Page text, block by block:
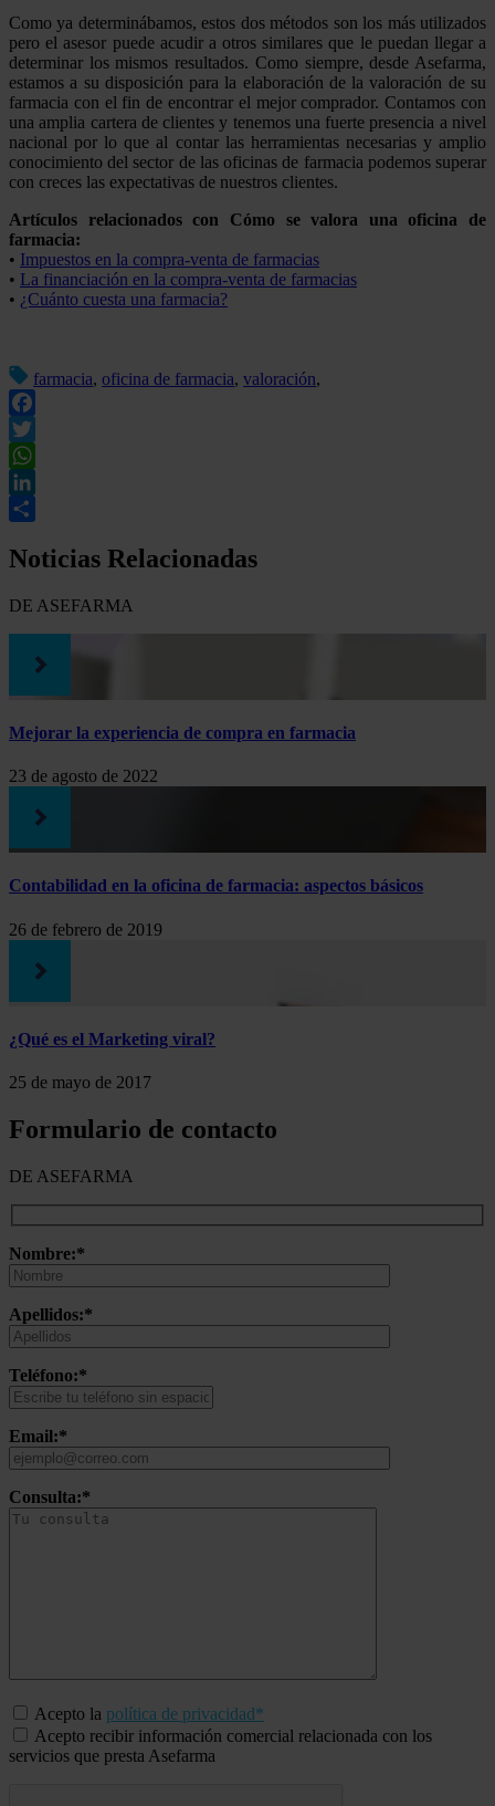
Como ya determinábamos, estos dos métodos son los más utilizados
pero el asesor puede acudir a otros similares que le puedan llegar a
determinar los mismos resultados. Como siempre, desde Asefarma,
estamos a su disposición para la elaboración de la valoración de su
farmacia con el fin de encontrar el mejor comprador. Contamos con
una amplia cartera de clientes y tenemos una fuerte presencia a nivel
nacional por lo que al contar las herramientas necesarias y amplio
conocimiento del sector de las oficinas de farmacia podemos superar
con creces las expectativas de nuestros clientes.
Artículos relacionados con Cómo se valora una oficina de
farmacia:
• Impuestos en la compra-venta de farmacias
• La financiación en la compra-venta de farmacias
• ¿Cuánto cuesta una farmacia?
farmacia, oficina de farmacia, valoración,
Facebook
Twitter
WhatsApp
LinkedIn
Noticias Relacionadas
DE ASEFARMA
Mejorar la experiencia de compra en farmacia
23 de agosto de 2022
Contabilidad en la oficina de farmacia: aspectos básicos
26 de febrero de 2019
¿Qué es el Marketing viral?
25 de mayo de 2017
Formulario de contacto
DE ASEFARMA
Nombre:*
Apellidos:*
Teléfono:*
Email:*
Consulta:*
Acepto la política de privacidad*
Acepto recibir información comercial relacionada con los
servicios que presta Asefarma